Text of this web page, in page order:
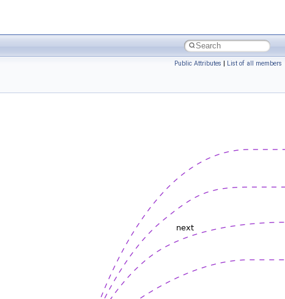
Public Attributes | List of all members